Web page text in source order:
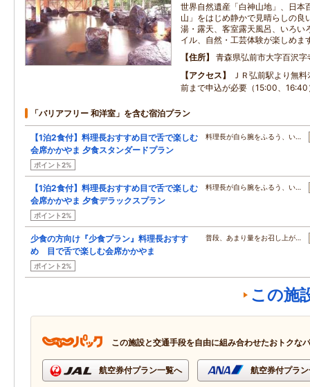
世界自然遺産「白神山地」、日本
山」をはじめ静かで見晴らしの良
湯・露天、客室露天風呂、いろい
イル、自然・工芸体験が楽しめま
住所
青森県弘前市大字百沢
アクセス
ＪＲ弘前駅より無
前まで申込が必要（15:00、16:40
「バリアフリー 和洋室」を含む宿泊プラン
【1泊2食付】料理長おすすめ目で舌で楽しむ
会席かかやま 夕食スタンダードプラン
ポイント2%
料理長が自ら腕をふるう、い…
【1泊2食付】料理長おすすめ目で舌で楽しむ
会席かかやま 夕食デラックスプラン
ポイント2%
料理長が自ら腕をふるう、い…
少食の方向け『少食プラン』料理長おすす
め 目で舌で楽しむ会席かかやま
ポイント2%
普段、あまり量をお召し上が…
この施
この施設と交通手段を自由に組み合わせたおトクな
航空券付プラン一覧へ 航空券付プラ